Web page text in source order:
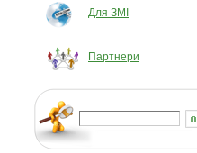
Для ЗМІ
Партнери